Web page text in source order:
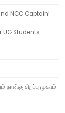
NCC Captain!
UG Students
சிறப்பு முகாம்